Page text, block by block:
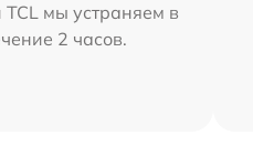
TCL мы устраняем в
2 часов.